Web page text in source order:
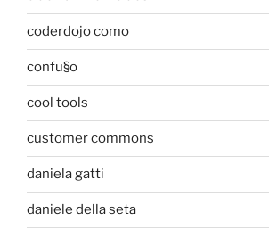
coderdojo como
confu§o
cool tools
customer commons
daniela gatti
daniele della seta